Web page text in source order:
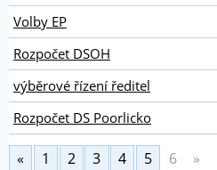
Volby EP
Rozpočet DSOH
výběrové řízení ředitel
Rozpočet DS Poorlicko
« 1 2 3 4 5 6 »